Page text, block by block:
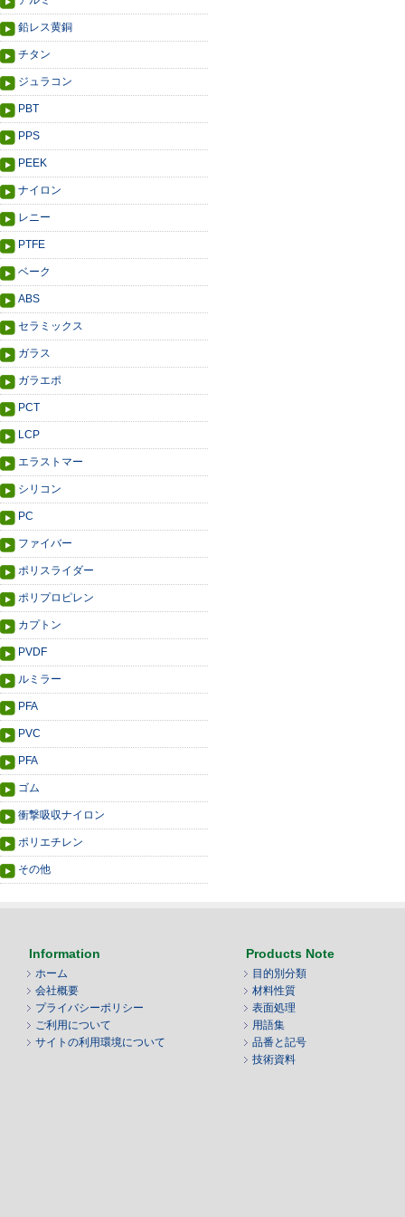
鉛レス黄銅
チタン
ジュラコン
PBT
PPS
PEEK
ナイロン
レニー
PTFE
ベーク
ABS
セラミックス
ガラス
ガラエポ
PCT
LCP
エラストマー
シリコン
PC
ファイバー
ポリスライダー
ポリプロピレン
カプトン
PVDF
ルミラー
PFA
PVC
PFA
ゴム
衝撃吸収ナイロン
ポリエチレン
その他
Information
ホーム
会社概要
プライバシーポリシー
ご利用について
サイトの利用環境について
Products Note
目的別分類
材料性質
表面処理
用語集
品番と記号
技術資料